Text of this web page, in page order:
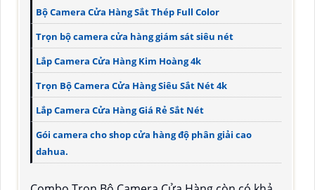
Bộ Camera Cửa Hàng Sắt Thép Full Color
Trọn bộ camera cửa hàng giám sát siêu nét
Lắp Camera Cửa Hàng Kim Hoàng 4k
Trọn Bộ Camera Cửa Hàng Siêu Sắt Nét 4k
Lắp Camera Cửa Hàng Giá Rẻ Sắt Nét
Gói camera cho shop cửa hàng độ phân giải cao
dahua.